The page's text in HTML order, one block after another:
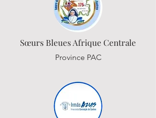
Sœurs Bleues Afrique Centrale
Province PAC